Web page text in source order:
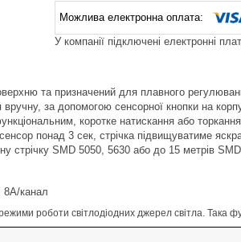
У компанії підключені електронні
та призначений для плавного
вручну, за допомогою сенсорної кнопки на
коротке натискання або
понад 3 сек, стрічка підвищуватиме
стрічку SMD 5050, 5630 або до 15 метрів
8A/канал
роботи світлодіодних джерел світла. Така